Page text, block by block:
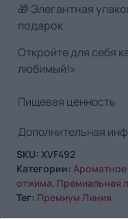
🎁 Элегантная
подарок
Откройте для себя
любимый!»
Пищевая ценность
Дополнительная
SKU: XVF492
Категории: Ароматное
отжима, Премиальная
Тег: Премиум Линия